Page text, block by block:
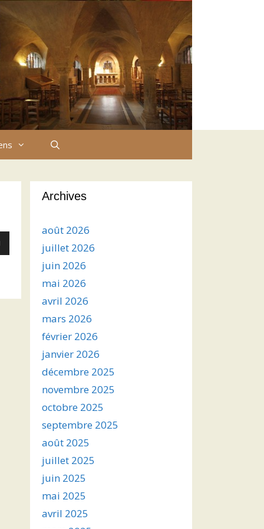
Archives
août 2026
juillet 2026
juin 2026
mai 2026
avril 2026
mars 2026
février 2026
janvier 2026
décembre 2025
novembre 2025
octobre 2025
septembre 2025
août 2025
juillet 2025
juin 2025
mai 2025
avril 2025